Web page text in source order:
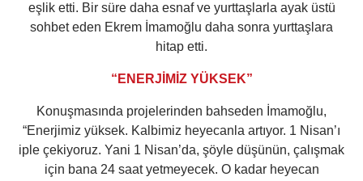
eşlik etti. Bir süre daha esnaf ve yurttaşlarla ayak üstü
sohbet eden Ekrem İmamoğlu daha sonra yurttaşlara
hitap etti.
“ENERJİMİZ YÜKSEK”
Konuşmasında projelerinden bahseden İmamoğlu,
“Enerjimiz yüksek. Kalbimiz heyecanla artıyor. 1 Nisan’ı
iple çekiyoruz. Yani 1 Nisan’da, şöyle düşünün, çalışmak
için bana 24 saat yetmeyecek. O kadar heyecan